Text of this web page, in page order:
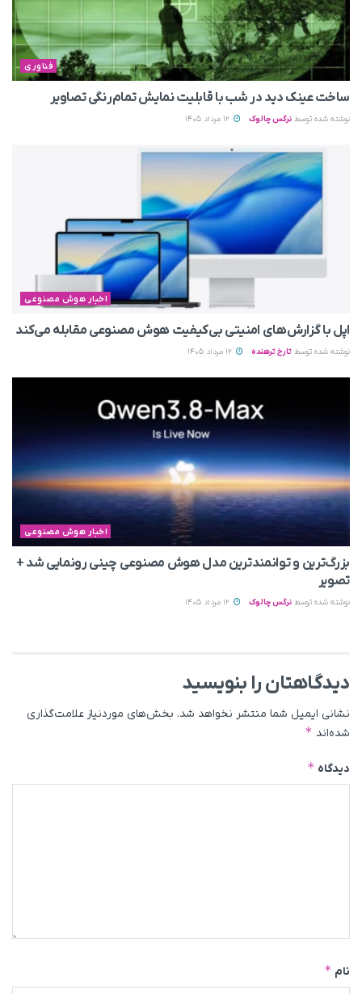
فناوری
ساخت عینک دید در شب با قابلیت نمایش تمام‌رنگی تصاویر
نوشته شده توسط نرگس چالوک
اخبار هوش مصنوعی
اپل با گزارش‌های امنیتی بی‌کیفیت هوش مصنوعی مقابله می‌کند
نوشته شده توسط تارخ ترهنده
اخبار هوش مصنوعی
بزرگ‌ترین و توانمندترین مدل هوش مصنوعی چینی رونمایی شد +
تصویر
نوشته شده توسط نرگس چالوک
دیدگاهتان را بنویسید
نشانی ایمیل شما منتشر نخواهد شد. بخش‌های موردنیاز علامت‌گذاری
شده‌اند *
دیدگاه *
نام *